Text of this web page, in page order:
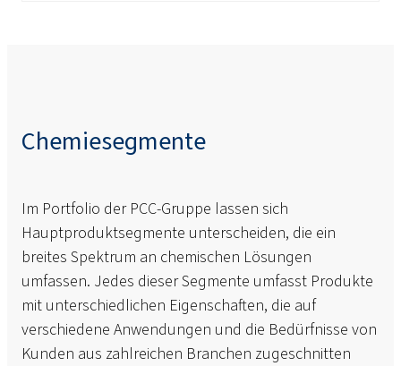
Chemiesegmente
Im Portfolio der PCC-Gruppe lassen sich
Hauptproduktsegmente unterscheiden, die ein
breites Spektrum an chemischen Lösungen
umfassen. Jedes dieser Segmente umfasst Produkte
mit unterschiedlichen Eigenschaften, die auf
verschiedene Anwendungen und die Bedürfnisse von
Kunden aus zahlreichen Branchen zugeschnitten